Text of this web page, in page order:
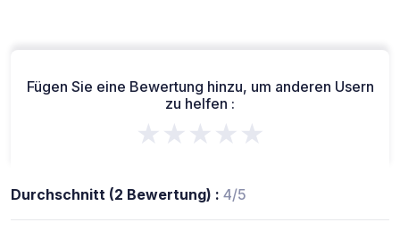
Fügen Sie eine Bewertung hinzu, um anderen Usern
zu helfen :
★★★★★
Durchschnitt (2 Bewertung) : 4/5